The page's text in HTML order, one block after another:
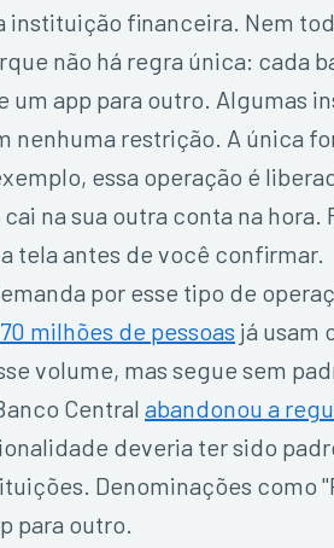
instituição financeira. Nem
não há regra única: cada
um app para outro. Algumas
nenhuma restrição. A única
essa operação é
na sua outra conta na
tela antes de você confirmar.
por esse tipo de
milhões de pessoas já usam
volume, mas segue sem
Central abandonou a
deveria ter sido
Denominações como
para outro.